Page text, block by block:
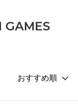
GAMES